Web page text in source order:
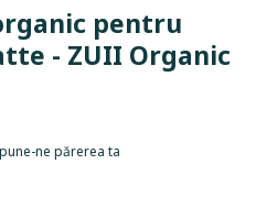
pentru
- ZUII Organic
ne părerea ta